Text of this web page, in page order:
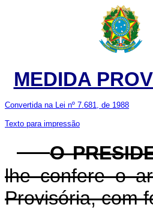
MEDIDA
Convertida na Lei nº 7.681, de 1988
Texto para impressão
O
lhe confere o
Provisória, com